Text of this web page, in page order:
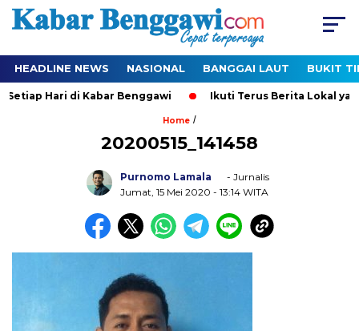
HEADLINE NEWS NASIONAL BANGGAI LAUT BUKIT
Hari di Kabar Benggawi Ikuti Terus Berita Lokal yang
Home /
20200515_141458
Purnomo Lamala
- Jurnalis
Jumat, 15 Mei 2020 - 13:14 WITA